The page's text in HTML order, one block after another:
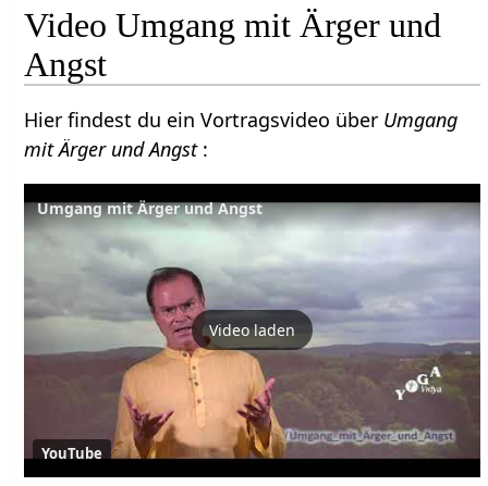
Video Umgang mit Ärger und
Angst
Hier findest du ein Vortragsvideo über Umgang
mit Ärger und Angst :
Umgang mit Ärger und Angst
Video laden
YouTube